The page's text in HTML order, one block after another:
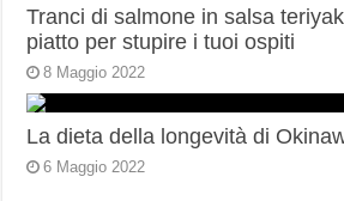
Tranci di salmone in salsa
piatto per stupire i tuoi ospiti
8 Maggio 2022
La dieta della longevità di
6 Maggio 2022